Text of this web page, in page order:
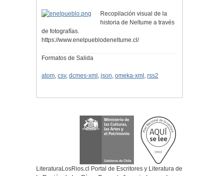
Recopilación visual de la
historia de Neltume a través
de fotografías.
https://www.enelpueblodeneltume.cl/
Formatos de Salida
atom, csv, dcmes-xml , json, omeka-xml , rss2
LiteraturaLosRios.cl Portal de Escritores y Literatura de